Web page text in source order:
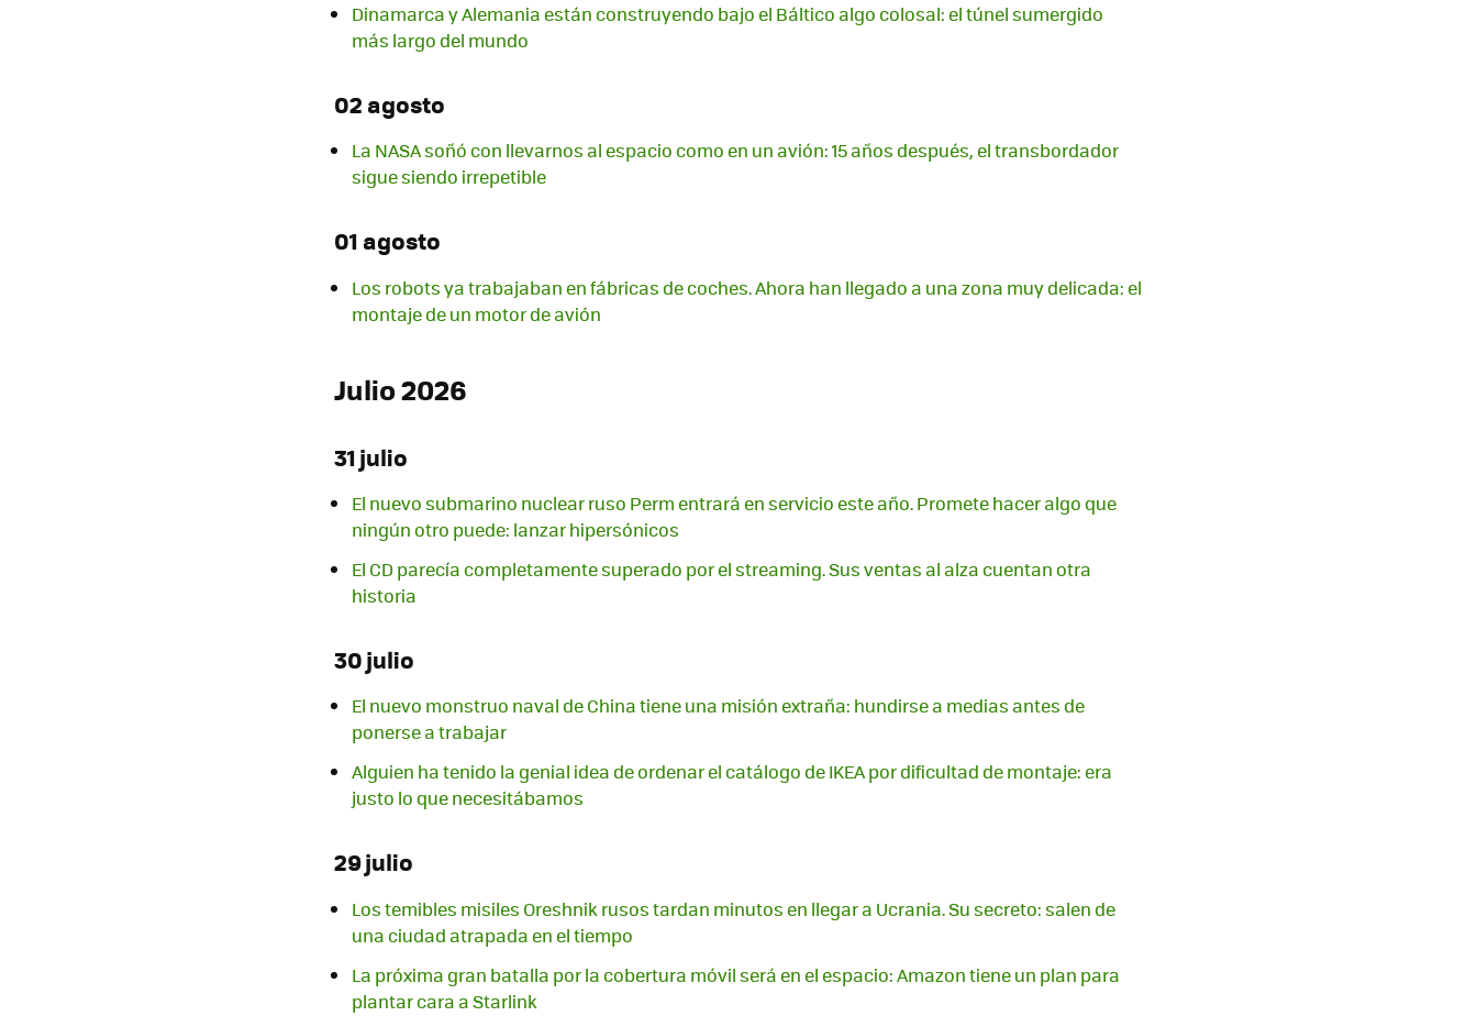
Dinamarca y Alemania están construyendo bajo el Báltico algo colosal: el túnel sumergido
más largo del mundo
02 agosto
La NASA soñó con llevarnos al espacio como en un avión: 15 años después, el transbordador
sigue siendo irrepetible
01 agosto
Los robots ya trabajaban en fábricas de coches. Ahora han llegado a una zona muy delicada: el
montaje de un motor de avión
Julio 2026
31 julio
El nuevo submarino nuclear ruso Perm entrará en servicio este año. Promete hacer algo que
ningún otro puede: lanzar hipersónicos
El CD parecía completamente superado por el streaming. Sus ventas al alza cuentan otra
historia
30 julio
El nuevo monstruo naval de China tiene una misión extraña: hundirse a medias antes de
ponerse a trabajar
Alguien ha tenido la genial idea de ordenar el catálogo de IKEA por dificultad de montaje: era
justo lo que necesitábamos
29 julio
Los temibles misiles Oreshnik rusos tardan minutos en llegar a Ucrania. Su secreto: salen de
una ciudad atrapada en el tiempo
La próxima gran batalla por la cobertura móvil será en el espacio: Amazon tiene un plan para
plantar cara a Starlink